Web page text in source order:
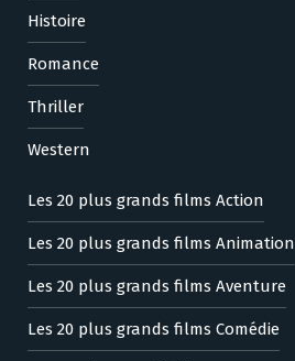
Histoire
Romance
Thriller
Western
Les 20 plus grands films Action
Les 20 plus grands films Animation
Les 20 plus grands films Aventure
Les 20 plus grands films Comédie